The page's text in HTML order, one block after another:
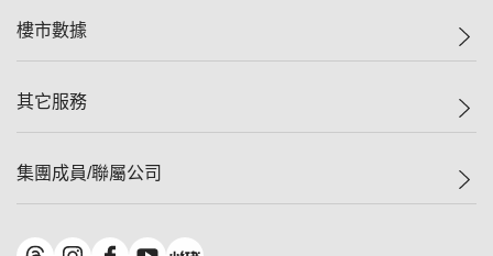
減價
美聯豪宅
獨家樓盤
租盤
自助放盤
查詢熱線
按揭計算機
負擔能力計算機
轉按計算機
樓市數據
樓價指數
歷史成交
屋苑成交排行榜
其它服務
屋苑專頁
集團成員/聯屬公司
美聯物業